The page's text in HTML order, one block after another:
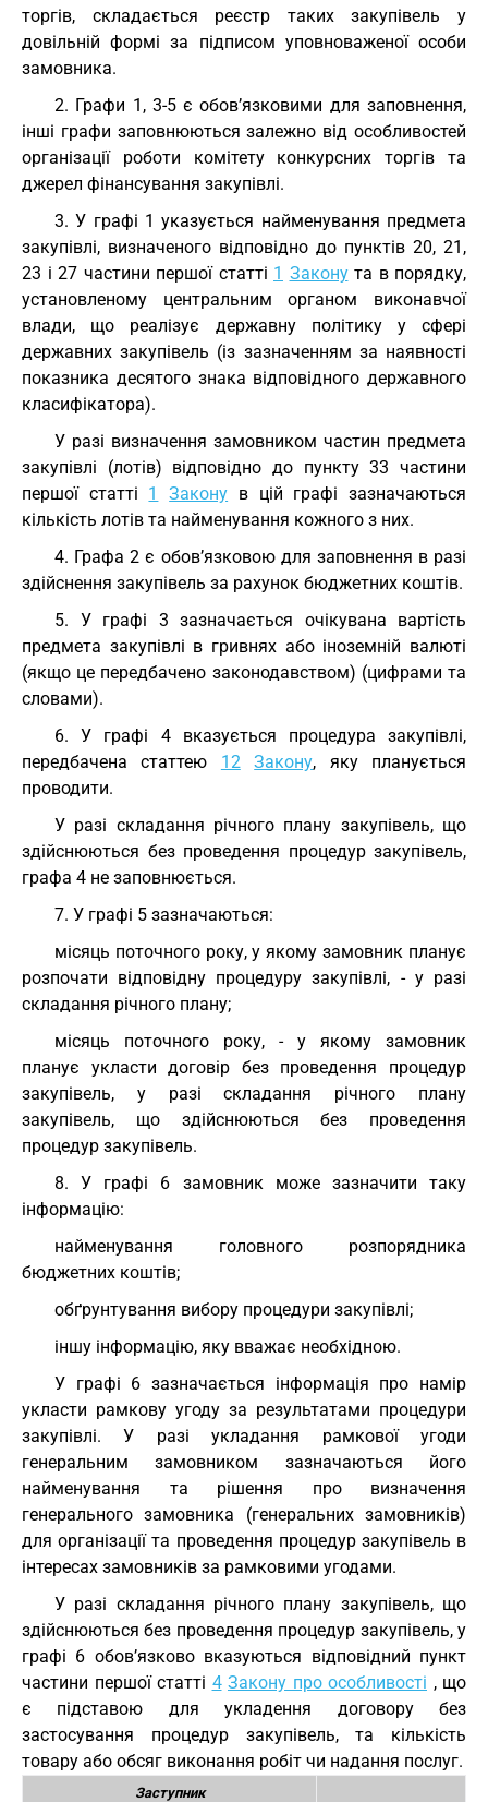
торгів, складається реєстр таких закупівель у
довільній формі за підписом уповноваженої особи
замовника.
2. Графи 1, 3-5 є обов’язковими для заповнення,
інші графи заповнюються залежно від особливостей
організації роботи комітету конкурсних торгів та
джерел фінансування закупівлі.
3. У графі 1 указується найменування предмета
закупівлі, визначеного відповідно до пунктів 20, 21,
23 і 27 частини першої статті 1 Законута в порядку,
установленому центральним органом виконавчої
влади, що реалізує державну політику у сфері
державних закупівель (із зазначенням за наявності
показника десятого знака відповідного державного
класифікатора).
У разі визначення замовником частин предмета
закупівлі (лотів) відповідно до пункту 33 частини
першої статті 1 Закону в цій графі зазначаються
кількість лотів та найменування кожного з них.
4. Графа 2 є обов’язковою для заповнення в разі
здійснення закупівель за рахунок бюджетних коштів.
5. У графі 3 зазначається очікувана вартість
предмета закупівлі в гривнях або іноземній валюті
(якщо це передбачено законодавством) (цифрами та
словами).
6. У графі 4 вказується процедура закупівлі,
передбачена статтею 12 Закону, яку планується
проводити.
У разі складання річного плану закупівель, що
здійснюються без проведення процедур закупівель,
графа 4 не заповнюється.
7. У графі 5 зазначаються:
місяць поточного року, у якому замовник планує
розпочати відповідну процедуру закупівлі, - у разі
складання річного плану;
місяць поточного року, - у якому замовник
планує укласти договір без проведення процедур
закупівель, у разі складання річного плану
закупівель, що здійснюються без проведення
процедур закупівель.
8. У графі 6 замовник може зазначити таку
інформацію:
найменування головного розпорядника
бюджетних коштів;
обґрунтування вибору процедури закупівлі;
іншу інформацію, яку вважає необхідною.
У графі 6 зазначається інформація про намір
укласти рамкову угоду за результатами процедури
закупівлі. У разі укладання рамкової угоди
генеральним замовником зазначаються його
найменування та рішення про визначення
генерального замовника (генеральних замовників)
для організації та проведення процедур закупівель в
інтересах замовників за рамковими угодами.
У разі складання річного плану закупівель, що
здійснюються без проведення процедур закупівель, у
графі 6 обов’язково вказуються відповідний пункт
частини першої статті 4 Закону про особливості , що
є підставою для укладення договору без
застосування процедур закупівель, та кількість
товару або обсяг виконання робіт чи надання послуг.
Заступник